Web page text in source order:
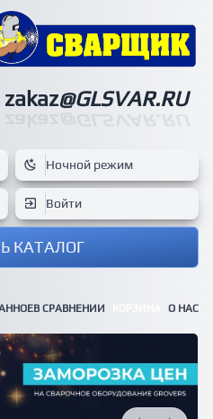
zakaz@GLSVAR.RU
Ночной режим
Войти
КАТАЛОГ
В СРАВНЕНИИ О НАС